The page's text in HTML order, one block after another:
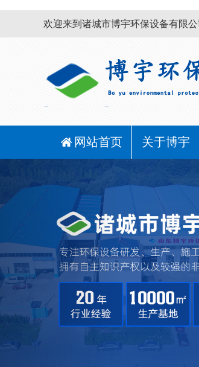
欢迎来到诸城市博宇环保设备有限
网站首页 关于博宇